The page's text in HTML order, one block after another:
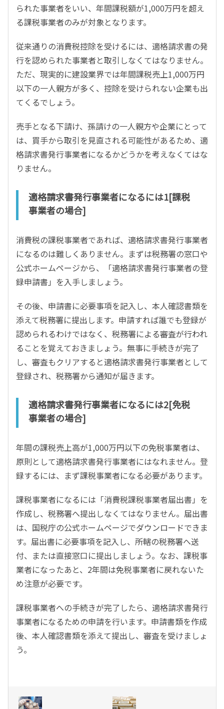
られた事業者をいい、年間課税額が1,000万円を超え
る課税事業者のみが対象となります。
従来通りの消費税控除を受けるには、適格請求書の発
行を認められた事業者と取引しなくてはなりません。
ただ、現実的に建設業界では年間課税売上1,000万円
以下の一人親方が多く、控除を受けられない企業も出
てくるでしょう。
売手となる下請け、孫請けの一人親方や企業にとって
は、買手から取引を見直される可能性があるため、適
格請求書発行事業者になるかどうかを考えなくてはな
りません。
適格請求書発行事業者になるには1[課税
事業者の場合]
消費税の課税事業者であれば、適格請求書発行事業者
になるのは難しくありません。まずは税務署の窓口や
公式ホームページから、「適格請求書発行事業者の登
録申請書」を入手しましょう。
その後、申請書に必要事項を記入し、本人確認書類を
添えて税務署に提出します。申請すれば誰でも登録が
認められるわけではなく、税務署による審査が行われ
ることを覚えておきましょう。無事に手続きが完了
し、審査もクリアすると適格請求書発行事業者として
登録され、税務署から通知が届きます。
適格請求書発行事業者になるには2[免税
事業者の場合]
年間の課税売上高が1,000万円以下の免税事業者は、
原則として適格請求書発行事業者にはなれません。登
録するには、まず課税事業者になる必要があります。
課税事業者になるには「消費税課税事業者届出書」を
作成し、税務署へ提出しなくてはなりません。届出書
は、国税庁の公式ホームページでダウンロードできま
す。届出書に必要事項を記入し、所轄の税務署へ送
付、または直接窓口に提出しましょう。なお、課税事
業者になったあと、2年間は免税事業者に戻れないた
め注意が必要です。
課税事業者への手続きが完了したら、適格請求書発行
事業者になるための申請を行います。申請書類を作成
後、本人確認書類を添えて提出し、審査を受けましょ
う。